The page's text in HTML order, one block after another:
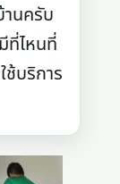
านครับ
ที่ไหนที่
ช้บริการ